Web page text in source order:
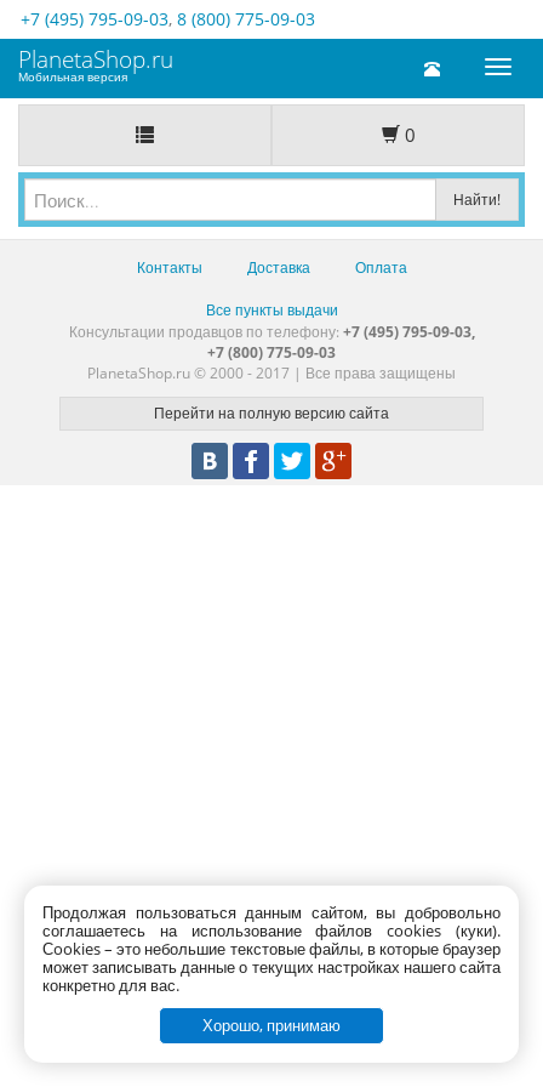
+7 (495) 795-09-03, 8 (800) 775-09-03
Toggle
PlanetaShop.ru
Мобильная версия
0
Контакты Доставка Оплата
Все пункты выдачи
Консультации продавцов по телефону: +7 (495) 795-09-03,
+7 (800) 775-09-03
PlanetaShop.ru © 2000 - 2017 | Все права защищены
Продолжая пользоваться данным сайтом, вы добровольно
соглашаетесь на использование файлов cookies (куки).
Сookies – это небольшие текстовые файлы, в которые браузер
может записывать данные о текущих настройках нашего сайта
конкретно для вас.
Хорошо, принимаю